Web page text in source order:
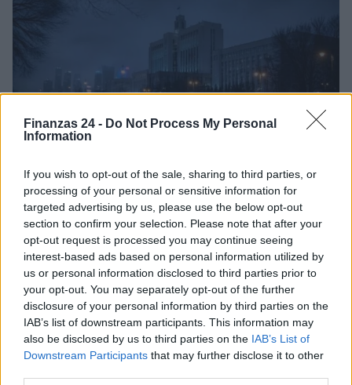
Finanzas 24 - Do Not Process My Personal
Information
If you wish to opt-out of the sale, sharing to third parties, or
processing of your personal or sensitive information for
targeted advertising by us, please use the below opt-out
section to confirm your selection. Please note that after your
opt-out request is processed you may continue seeing
interest-based ads based on personal information utilized by
us or personal information disclosed to third parties prior to
your opt-out. You may separately opt-out of the further
disclosure of your personal information by third parties on the
IAB’s list of downstream participants. This information may
also be disclosed by us to third parties on the IAB’s List of
Downstream Participants that may further disclose it to other
Vladimir Putin firma ley que regula el uso de
criptomonedas en Rusia a partir de septiembre
Rusia ha dado un paso significativo en la regulación de los activos
digitales con la firma de una ley que legaliza las…
Diego Martín · 6 Ago 2026
CRIPTOMONEDAS